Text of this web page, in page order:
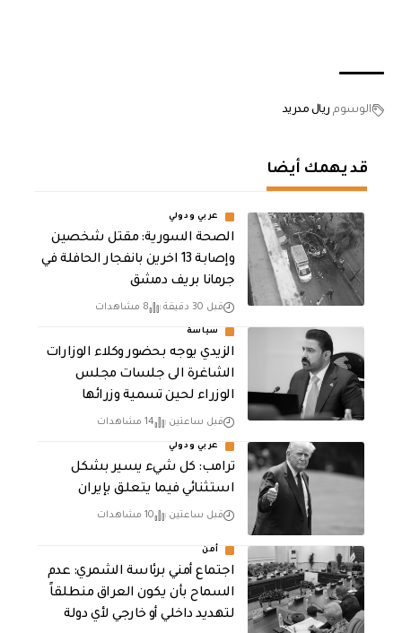
الوسوم ريال مدريد
قد يهمك أيضا
عربي ودولي
الصحة السورية: مقتل شخصين
وإصابة 13 اخرين بانفجار الحافلة في
جرمانا بريف دمشق
قبل 30 دقيقة 8 مشاهدات
سياسة
الزيدي يوجه بحضور وكلاء الوزارات
الشاغرة الى جلسات مجلس
الوزراء لحين تسمية وزرائها
قبل ساعتين 14 مشاهدات
عربي ودولي
ترامب: كل شيء يسير بشكل
استثنائي فيما يتعلق بإيران
قبل ساعتين 10 مشاهدات
أمن
اجتماع أمني برئاسة الشمري: عدم
السماح بأن يكون العراق منطلقاً
لتهديد داخلي أو خارجي لأي دولة